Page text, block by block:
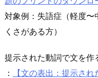
対象例：失語症（軽度〜
くさがある方）
提示された動詞で文を作
：
【文の表出：提示さ